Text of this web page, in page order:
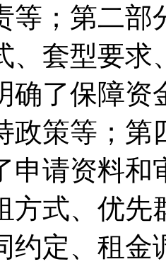
等；第二
、套型要
确了保障资
政策等；
申请资料和
方式、优先
约定、租